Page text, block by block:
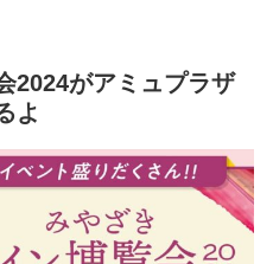
2024がアミュプラザ
よ